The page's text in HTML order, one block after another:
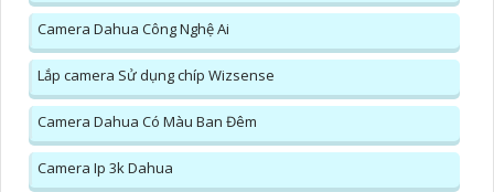
Camera Dahua Công Nghệ Ai
Lắp camera Sử dụng chíp Wizsense
Camera Dahua Có Màu Ban Đêm
Camera Ip 3k Dahua